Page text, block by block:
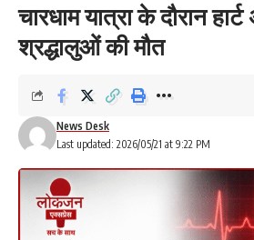
चारधाम यात्रा के दौरान
श्रद्धालुओं की मौत
Last updated: 2026/05/21 at 9:22 PM
News Desk